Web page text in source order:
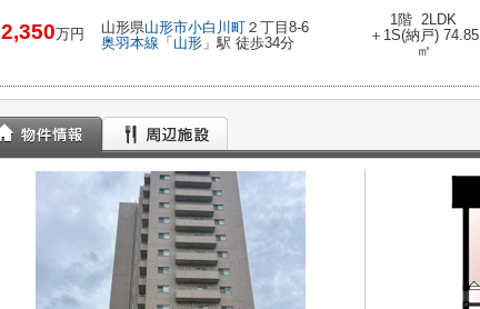
2,350万円 山形県山形市小白川町 ２丁目8-6
奥羽本線 「 山形 」駅 徒歩34分
1階 2LDK
＋1S(納戸) 74.85
㎡